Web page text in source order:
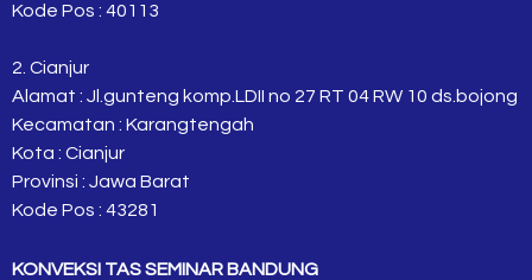
Kode Pos : 40113
2. Cianjur
Alamat : Jl.gunteng komp.LDII no 27 RT 04 RW 10 ds.bojong
Kecamatan : Karangtengah
Kota : Cianjur
Provinsi : Jawa Barat
Kode Pos : 43281
KONVEKSI TAS SEMINAR BANDUNG